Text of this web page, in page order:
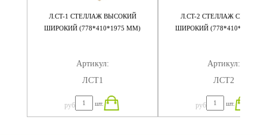
Л.СT-1 СТЕЛЛАЖ ВЫСОКИЙ
ШИРОКИЙ (778*410*1975 ММ)
Артикул:
ЛСT1
руб шт.
Л.СT-2 СТЕЛЛАЖ СРЕДНИЙ
ШИРОКИЙ (778*410*1200
Артикул:
ЛСT2
руб шт.